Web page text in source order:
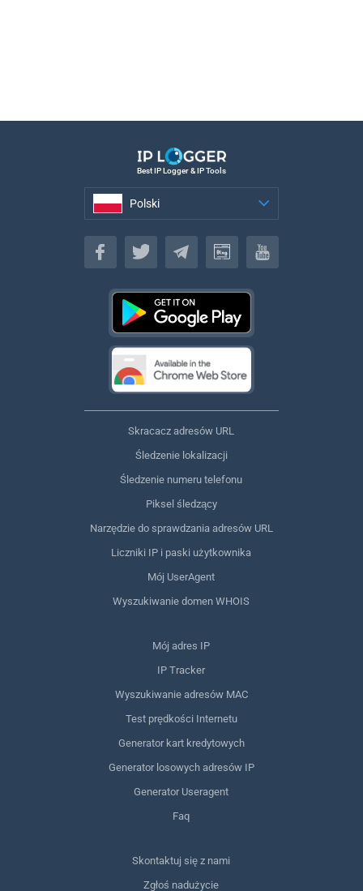
Best IP Logger & IP Tools
Polski
Polski
Skracacz adresów URL
Śledzenie lokalizacji
Śledzenie numeru telefonu
Piksel śledzący
Narzędzie do sprawdzania adresów URL
Liczniki IP i paski użytkownika
Mój UserAgent
Wyszukiwanie domen WHOIS
Mój adres IP
IP Tracker
Wyszukiwanie adresów MAC
Test prędkości Internetu
Generator kart kredytowych
Generator losowych adresów IP
Generator Useragent
Faq
Skontaktuj się z nami
Zgłoś nadużycie